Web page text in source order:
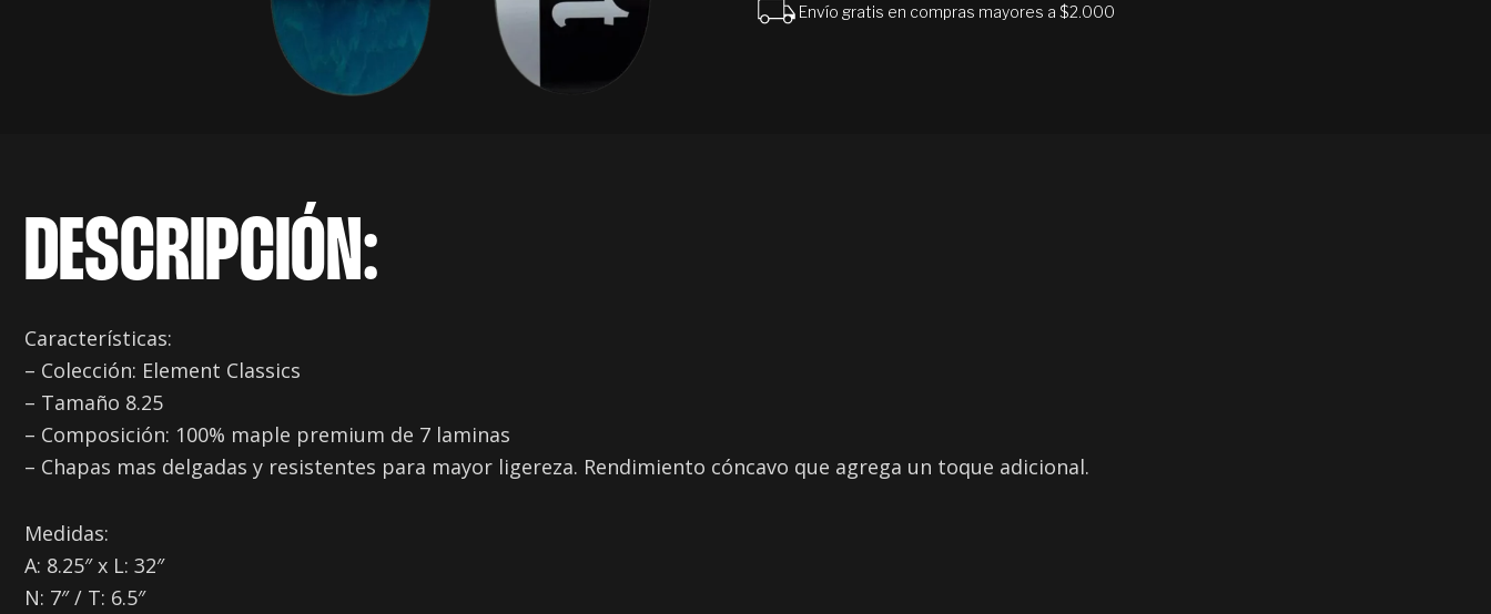
Envío gratis en compras mayores a $2.000
DESCRIPCIÓN:
Características:
– Colección: Element Classics
– Tamaño 8.25
– Composición: 100% maple premium de 7 laminas
– Chapas mas delgadas y resistentes para mayor ligereza. Rendimiento cóncavo que agrega un toque adicional.
Medidas:
A: 8.25″ x L: 32″
N: 7″ / T: 6.5″